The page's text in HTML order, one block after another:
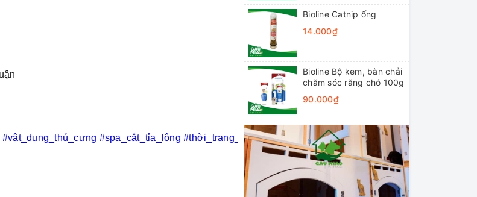
#vật_dụng_thú_cưng #spa_cắt_tỉa_lông #thời_trang_thú_cưng #khách_sạn_thú_cưng
Bioline Catnip ống
14.000₫
Bioline Bộ kem, bàn chải
chăm sóc răng chó 100g
90.000₫